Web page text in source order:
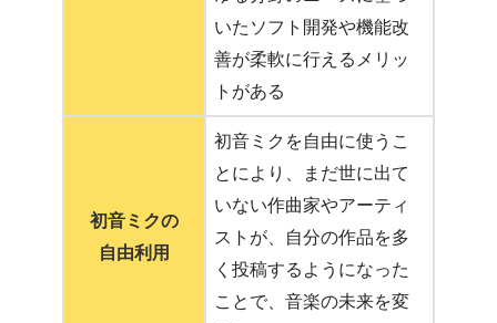
いたソフト開発や機能改
善が柔軟に行えるメリッ
トがある
初音ミクの
自由利用
初音ミクを自由に使うこ
とにより、まだ世に出て
いない作曲家やアーティ
ストが、自分の作品を多
く投稿するようになった
ことで、音楽の未来を変